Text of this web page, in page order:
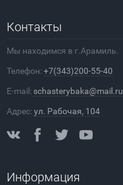
Контакты
Мы находимся в г.Арамиль.
Телефон:+7(343)200-55-40
E-mail: schasterybaka@mail.ru
Адрес:ул. Рабочая, 104
Информация